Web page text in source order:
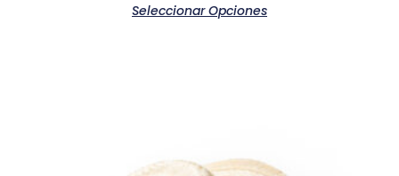
Seleccionar Opciones